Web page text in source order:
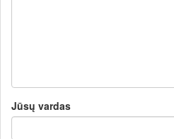
Jūsų vardas